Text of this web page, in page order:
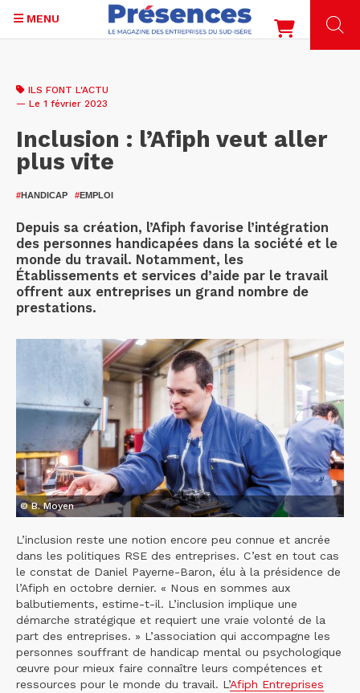
contenu
MENU
ILS FONT L'ACTU
— Le 1 février 2023
Inclusion : l’Afiph veut aller
plus vite
#HANDICAP #EMPLOI
Depuis sa création, l’Afiph favorise l’intégration
des personnes handicapées dans la société et le
monde du travail. Notamment, les
Établissements et services d’aide par le travail
offrent aux entreprises un grand nombre de
prestations.
© B. Moyen
L’inclusion reste une notion encore peu connue et ancrée
dans les politiques RSE des entreprises. C’est en tout cas
le constat de Daniel Payerne-Baron, élu à la présidence de
l’Afiph en octobre dernier. « Nous en sommes aux
balbutiements, estime-t-il. L’inclusion implique une
démarche stratégique et requiert une vraie volonté de la
part des entreprises. » L’association qui accompagne les
personnes souffrant de handicap mental ou psychologique
œuvre pour mieux faire connaître leurs compétences et
ressources pour le monde du travail. L’Afiph Entreprises